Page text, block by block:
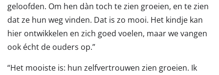
geloofden. Om hen dàn toch te zien groeien, en te zien
dat ze hun weg vinden. Dat is zo mooi. Het kindje kan
hier ontwikkelen en zich goed voelen, maar we vangen
ook écht de ouders op.”
“Het mooiste is: hun zelfvertrouwen zien groeien. Ik